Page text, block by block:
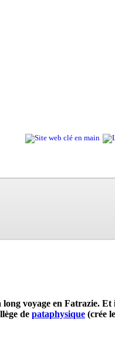
long voyage en Fatrazie.
de pataphysique (crée